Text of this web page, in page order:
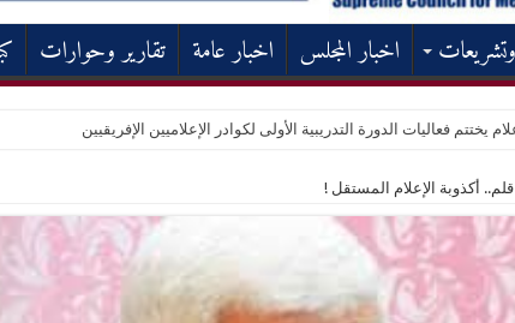
اخبار المجلس اخبار عامة تقارير وحوارات
يختتم فعاليات الدورة التدريبية الأولى لكوادر الإعلاميين الإفريقيين
أكذوبة الإعلام المستقل !